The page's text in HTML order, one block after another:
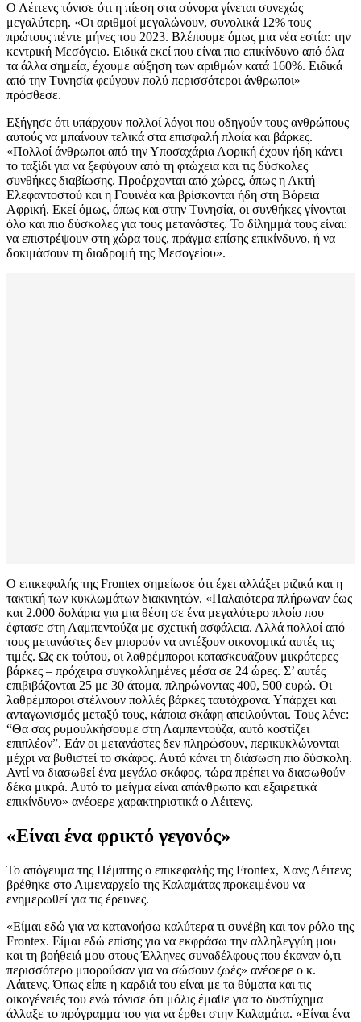
Ο Λέιτενς τόνισε ότι η πίεση στα σύνορα γίνεται συνεχώς
μεγαλύτερη. «Οι αριθμοί μεγαλώνουν, συνολικά 12% τους
πρώτους πέντε μήνες του 2023. Βλέπουμε όμως μια νέα εστία: την
κεντρική Μεσόγειο. Ειδικά εκεί που είναι πιο επικίνδυνο από όλα
τα άλλα σημεία, έχουμε αύξηση των αριθμών κατά 160%. Ειδικά
από την Τυνησία φεύγουν πολύ περισσότεροι άνθρωποι»
πρόσθεσε.
Εξήγησε ότι υπάρχουν πολλοί λόγοι που οδηγούν τους ανθρώπους
αυτούς να μπαίνουν τελικά στα επισφαλή πλοία και βάρκες.
«Πολλοί άνθρωποι από την Υποσαχάρια Αφρική έχουν ήδη κάνει
το ταξίδι για να ξεφύγουν από τη φτώχεια και τις δύσκολες
συνθήκες διαβίωσης. Προέρχονται από χώρες, όπως η Ακτή
Ελεφαντοστού και η Γουινέα και βρίσκονται ήδη στη Βόρεια
Αφρική. Εκεί όμως, όπως και στην Τυνησία, οι συνθήκες γίνονται
όλο και πιο δύσκολες για τους μετανάστες. Το δίλημμά τους είναι:
να επιστρέψουν στη χώρα τους, πράγμα επίσης επικίνδυνο, ή να
δοκιμάσουν τη διαδρομή της Μεσογείου».
Ο επικεφαλής της Frontex σημείωσε ότι έχει αλλάξει ριζικά και η
τακτική των κυκλωμάτων διακινητών. «Παλαιότερα πλήρωναν έως
και 2.000 δολάρια για μια θέση σε ένα μεγαλύτερο πλοίο που
έφτασε στη Λαμπεντούζα με σχετική ασφάλεια. Αλλά πολλοί από
τους μετανάστες δεν μπορούν να αντέξουν οικονομικά αυτές τις
τιμές. Ως εκ τούτου, οι λαθρέμποροι κατασκευάζουν μικρότερες
βάρκες – πρόχειρα συγκολλημένες μέσα σε 24 ώρες. Σ’ αυτές
επιβιβάζονται 25 με 30 άτομα, πληρώνοντας 400, 500 ευρώ. Οι
λαθρέμποροι στέλνουν πολλές βάρκες ταυτόχρονα. Υπάρχει και
ανταγωνισμός μεταξύ τους, κάποια σκάφη απειλούνται. Τους λένε:
“Θα σας ρυμουλκήσουμε στη Λαμπεντούζα, αυτό κοστίζει
επιπλέον”. Εάν οι μετανάστες δεν πληρώσουν, περικυκλώνονται
μέχρι να βυθιστεί το σκάφος. Αυτό κάνει τη διάσωση πιο δύσκολη.
Αντί να διασωθεί ένα μεγάλο σκάφος, τώρα πρέπει να διασωθούν
δέκα μικρά. Αυτό το μείγμα είναι απάνθρωπο και εξαιρετικά
επικίνδυνο» ανέφερε χαρακτηριστικά ο Λέιτενς.
«Είναι ένα φρικτό γεγονός»
Το απόγευμα της Πέμπτης ο επικεφαλής της Frontex, Χανς Λέιτενς
βρέθηκε στο Λιμεναρχείο της Καλαμάτας προκειμένου να
ενημερωθεί για τις έρευνες.
«Είμαι εδώ για να κατανοήσω καλύτερα τι συνέβη και τον ρόλο της
Frontex. Είμαι εδώ επίσης για να εκφράσω την αλληλεγγύη μου
και τη βοήθειά μου στους Έλληνες συναδέλφους που έκαναν ό,τι
περισσότερο μπορούσαν για να σώσουν ζωές» ανέφερε ο κ.
Λάιτενς. Όπως είπε η καρδιά του είναι με τα θύματα και τις
οικογένειές του ενώ τόνισε ότι μόλις έμαθε για το δυστύχημα
άλλαξε το πρόγραμμα του για να έρθει στην Καλαμάτα. «Είναι ένα